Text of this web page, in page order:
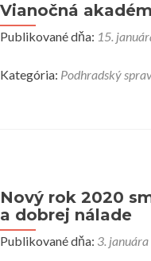
Vianočná
Publikované dňa: 15.
Kategória: Podhradský
Nový rok 2020
a dobrej nálade
Publikované dňa: 3.